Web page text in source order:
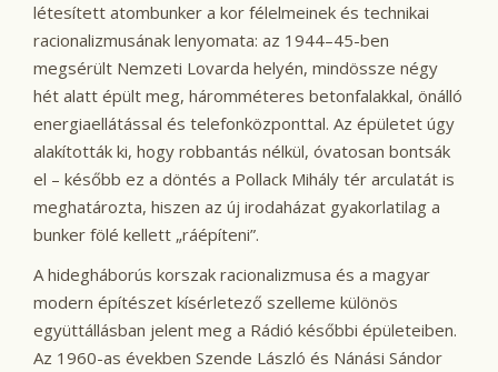
létesített atombunker a kor félelmeinek és technikai
racionalizmusának lenyomata: az 1944–45-ben
megsérült Nemzeti Lovarda helyén, mindössze négy
hét alatt épült meg, háromméteres betonfalakkal, önálló
energiaellátással és telefonközponttal. Az épületet úgy
alakították ki, hogy robbantás nélkül, óvatosan bontsák
el – később ez a döntés a Pollack Mihály tér arculatát is
meghatározta, hiszen az új irodaházat gyakorlatilag a
bunker fölé kellett „ráépíteni”.
A hidegháborús korszak racionalizmusa és a magyar
modern építészet kísérletező szelleme különös
együttállásban jelent meg a Rádió későbbi épületeiben.
Az 1960-as években Szende László és Nánási Sándor